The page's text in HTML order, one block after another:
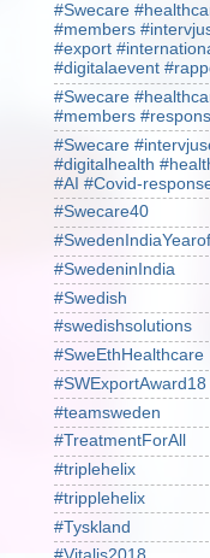
#Swecare
#members
#export
#digitalaevent
#Swecare
#members
#Swecare
#digitalhealth
#AI #Covid-
#Swecare40
#SwedeninIndia
#Swedish
#swedishsolutions
#SweEthHealthcare
#SWExportAward18
#teamsweden
#TreatmentForAll
#triplehelix
#tripplehelix
#Tyskland